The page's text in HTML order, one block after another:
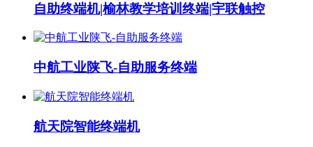
自助终端机|榆林教学培训终端|宇联触控
中航工业陕飞-自助服务终端
航天院智能终端机